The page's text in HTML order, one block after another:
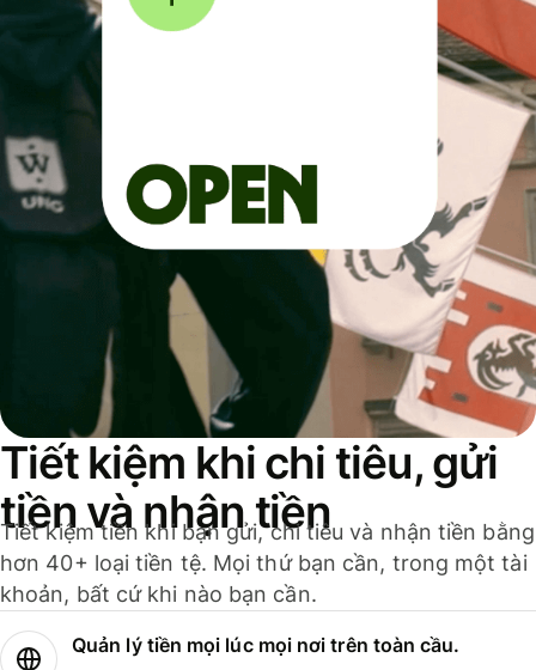
Tiết kiệm khi chi tiêu, gửi
tiền và nhận tiền
Tiết kiệm tiền khi bạn gửi, chi tiêu và nhận tiền bằng
hơn 40+ loại tiền tệ. Mọi thứ bạn cần, trong một tài
khoản, bất cứ khi nào bạn cần.
Quản lý tiền mọi lúc mọi nơi trên toàn cầu.